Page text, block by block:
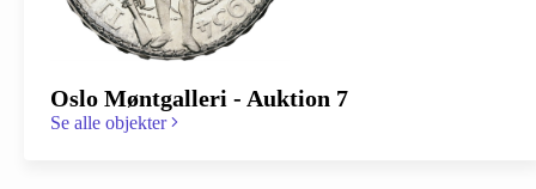
Oslo Møntgalleri - Auktion 7
Se alle objekter